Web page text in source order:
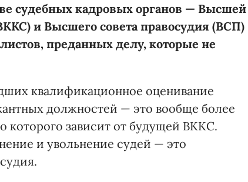
судебных кадровых органов — Высшей
и Высшего совета правосудия (ВСП)
преданных делу, которые не
квалификационное оценивание
должностей — это вообще более
которого зависит от будущей ВККС.
и увольнение судей — это